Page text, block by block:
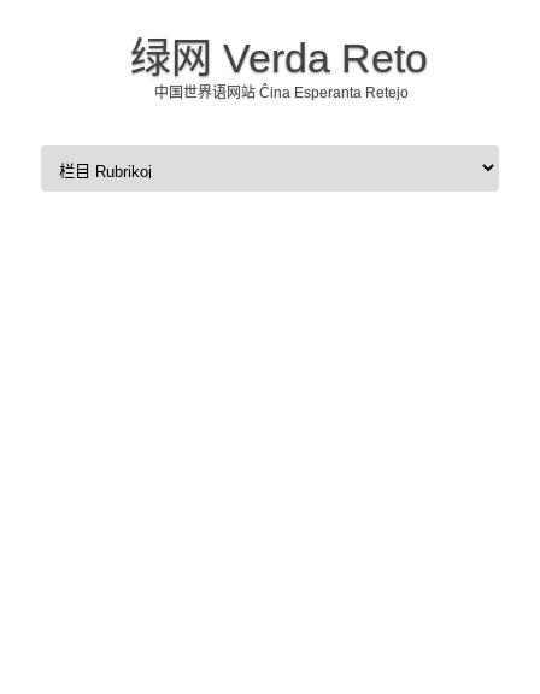
绿网 Verda Reto
中国世界语网站 Ĉina Esperanta Retejo
Skip to content